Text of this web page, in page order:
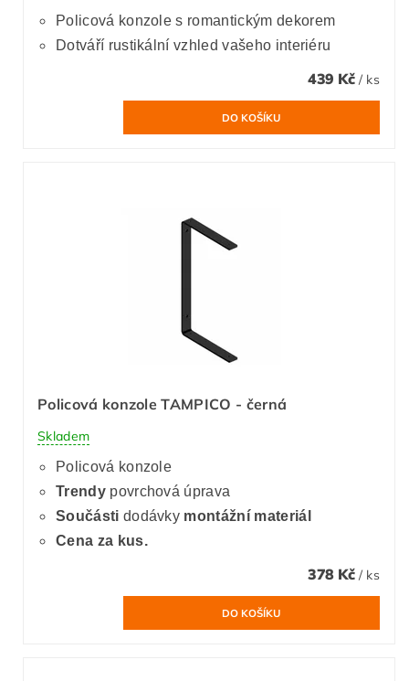
Policová konzole s romantickým dekorem
Dotváří rustikální vzhled vašeho interiéru
439 Kč / ks
Policová konzole TAMPICO - černá
Skladem
Policová konzole
Trendypovrchová úprava
Součásti dodávky montážní materiál
Cena za kus.
378 Kč / ks